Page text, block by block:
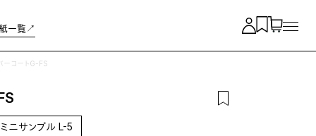
一覧↗︎
ーコートG-FS
ミニサンプル L-5